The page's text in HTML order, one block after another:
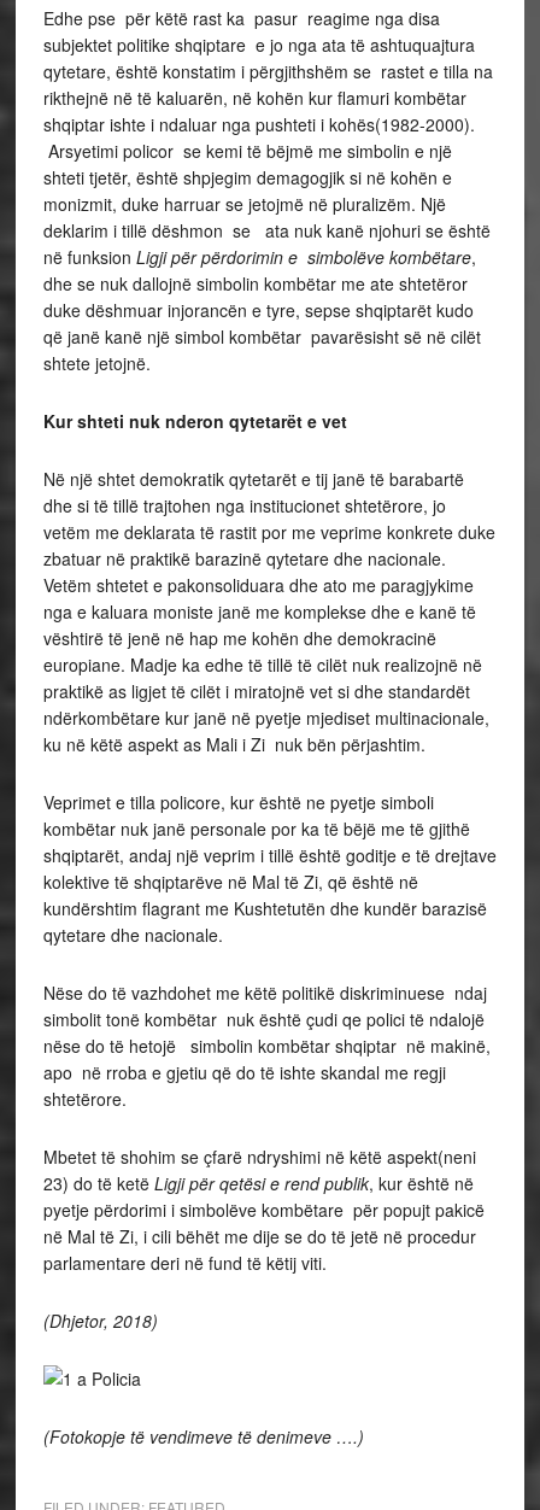
Edhe pse për këtë rast ka pasur reagime nga disa
subjektet politike shqiptare e jo nga ata të ashtuquajtura
qytetare, është konstatim i përgjithshëm se rastet e tilla na
rikthejnë në të kaluarën, në kohën kur flamuri kombëtar
shqiptar ishte i ndaluar nga pushteti i kohës(1982-2000).
Arsyetimi policor se kemi të bëjmë me simbolin e një
shteti tjetër, është shpjegim demagogjik si në kohën e
monizmit, duke harruar se jetojmë në pluralizëm. Një
deklarim i tillë dëshmon se ata nuk kanë njohuri se është
në funksion Ligji për përdorimin e simbolëve kombëtare,
dhe se nuk dallojnë simbolin kombëtar me ate shtetëror
duke dëshmuar injorancën e tyre, sepse shqiptarët kudo
që janë kanë një simbol kombëtar pavarësisht së në cilët
shtete jetojnë.
Kur shteti nuk nderon qytetarët e vet
Në një shtet demokratik qytetarët e tij janë të barabartë
dhe si të tillë trajtohen nga institucionet shtetërore, jo
vetëm me deklarata të rastit por me veprime konkrete duke
zbatuar në praktikë barazinë qytetare dhe nacionale.
Vetëm shtetet e pakonsoliduara dhe ato me paragjykime
nga e kaluara moniste janë me komplekse dhe e kanë të
vështirë të jenë në hap me kohën dhe demokracinë
europiane. Madje ka edhe të tillë të cilët nuk realizojnë në
praktikë as ligjet të cilët i miratojnë vet si dhe standardët
ndërkombëtare kur janë në pyetje mjediset multinacionale,
ku në këtë aspekt as Mali i Zi nuk bën përjashtim.
Veprimet e tilla policore, kur është ne pyetje simboli
kombëtar nuk janë personale por ka të bëjë me të gjithë
shqiptarët, andaj një veprim i tillë është goditje e të drejtave
kolektive të shqiptarëve në Mal të Zi, që është në
kundërshtim flagrant me Kushtetutën dhe kundër barazisë
qytetare dhe nacionale.
Nëse do të vazhdohet me këtë politikë diskriminuese ndaj
simbolit tonë kombëtar nuk është çudi qe polici të ndalojë
nëse do të hetojë simbolin kombëtar shqiptar në makinë,
apo në rroba e gjetiu që do të ishte skandal me regji
shtetërore.
Mbetet të shohim se çfarë ndryshimi në këtë aspekt(neni
23) do të ketë Ligji për qetësi e rend publik, kur është në
pyetje përdorimi i simbolëve kombëtare për popujt pakicë
në Mal të Zi, i cili bëhët me dije se do të jetë në procedur
parlamentare deri në fund të këtij viti.
(Dhjetor, 2018)
(Fotokopje të vendimeve të denimeve ….)